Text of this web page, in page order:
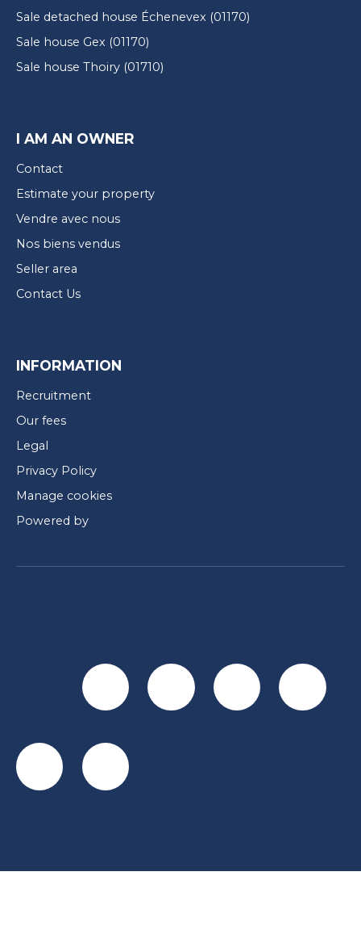
Sale detached house Échenevex (01170)
Sale house Gex (01170)
Sale house Thoiry (01710)
I AM AN OWNER
Contact
Estimate your property
Vendre avec nous
Nos biens vendus
Seller area
Contact Us
INFORMATION
Recruitment
Our fees
Legal
Privacy Policy
Manage cookies
Powered by